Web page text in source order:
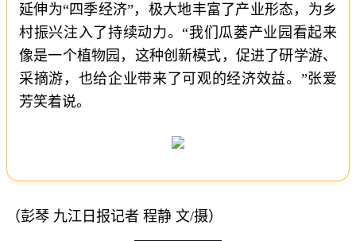
延伸为“四季经济”，极大地丰富了产业形态，为乡
村振兴注入了持续动力。“我们瓜蒌产业园看起来
像是一个植物园，这种创新模式，促进了研学游、
采摘游，也给企业带来了可观的经济效益。”张爱
芳笑着说。
（彭琴 九江日报记者 程静 文/摄）